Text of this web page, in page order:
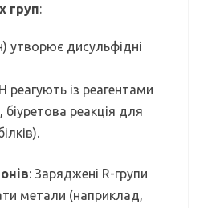
груп:
утворює дисульфідні
реагують із реагентами
реакція для
: Заряджені R-групи
метали (наприклад,